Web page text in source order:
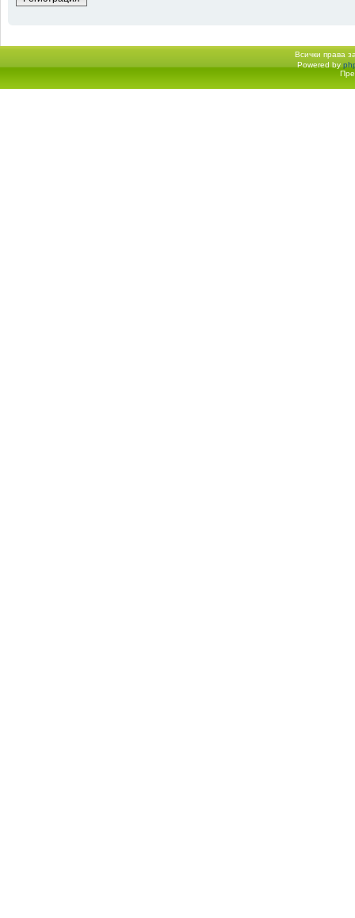
Всички права
Начало форум Powered by